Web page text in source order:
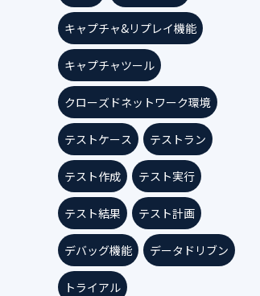
キャプチャ&リプレイ機能
キャプチャツール
クローズドネットワーク環境
テストケース テストラン
テスト作成 テスト実行
テスト結果 テスト計画
デバッグ機能 データドリブン
トライアル